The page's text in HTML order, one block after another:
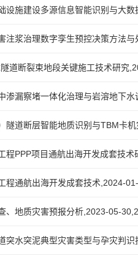
设施建设多源信息智能识别与大
注浆治理数字孪生预控决策方法
道断裂束地段关键施工技术研究
渗漏察堵一体化治理与岩溶地下
隧道断层智能地质识别与TBM卡
程PPP项目通航出海开发成套技
程通航出海开发成套技术,2024-
、地质灾害预报分析,2023-05-
突水突泥典型灾害类型与孕灾判